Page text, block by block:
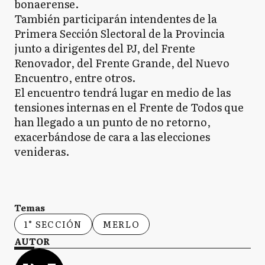
bonaerense.
También participarán intendentes de la
Primera Sección Slectoral de la Provincia
junto a dirigentes del PJ, del Frente
Renovador, del Frente Grande, del Nuevo
Encuentro, entre otros.
El encuentro tendrá lugar en medio de las
tensiones internas en el Frente de Todos que
han llegado a un punto de no retorno,
exacerbándose de cara a las elecciones
venideras.
Temas
1° SECCIÓN
MERLO
AUTOR